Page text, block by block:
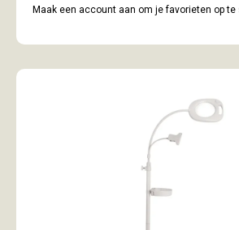
Maak een account aan om je favorieten op te